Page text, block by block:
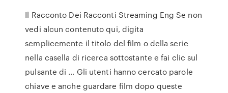
Il Racconto Dei Racconti Streaming Eng Se non
vedi alcun contenuto qui, digita
semplicemente il titolo del film o della serie
nella casella di ricerca sottostante e fai clic sul
pulsante di … Gli utenti hanno cercato parole
chiave e anche guardare film dopo queste